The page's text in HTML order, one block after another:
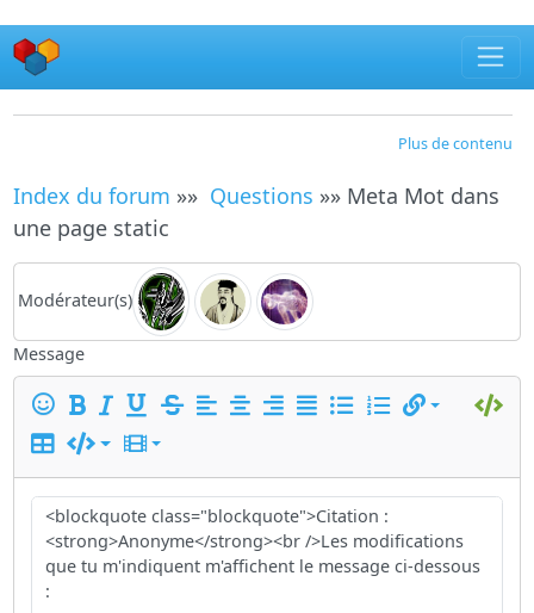
Plus de contenu
Index du forum »» Questions »» Meta Mot dans
une page static
Modérateur(s)
Message